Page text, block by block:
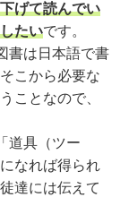
げて読んでい
たいです。
書は日本語で書
こから必要な
ことなので、
道具（ツー
なれば得られ
達には伝えて